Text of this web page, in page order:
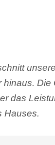
Die
das
Hauses.